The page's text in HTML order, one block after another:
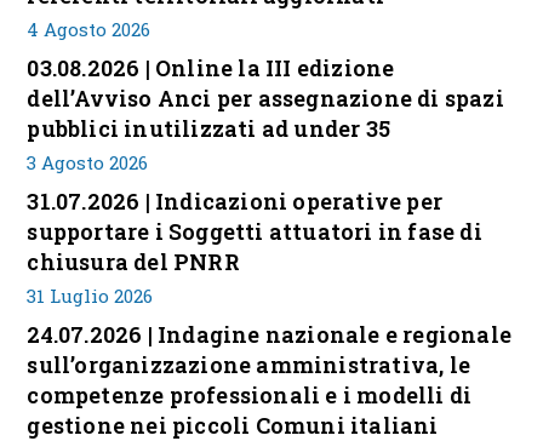
4 Agosto 2026
03.08.2026 | Online la III edizione
dell’Avviso Anci per assegnazione di spazi
pubblici inutilizzati ad under 35
3 Agosto 2026
31.07.2026 | Indicazioni operative per
supportare i Soggetti attuatori in fase di
chiusura del PNRR
31 Luglio 2026
24.07.2026 | Indagine nazionale e regionale
sull’organizzazione amministrativa, le
competenze professionali e i modelli di
gestione nei piccoli Comuni italiani